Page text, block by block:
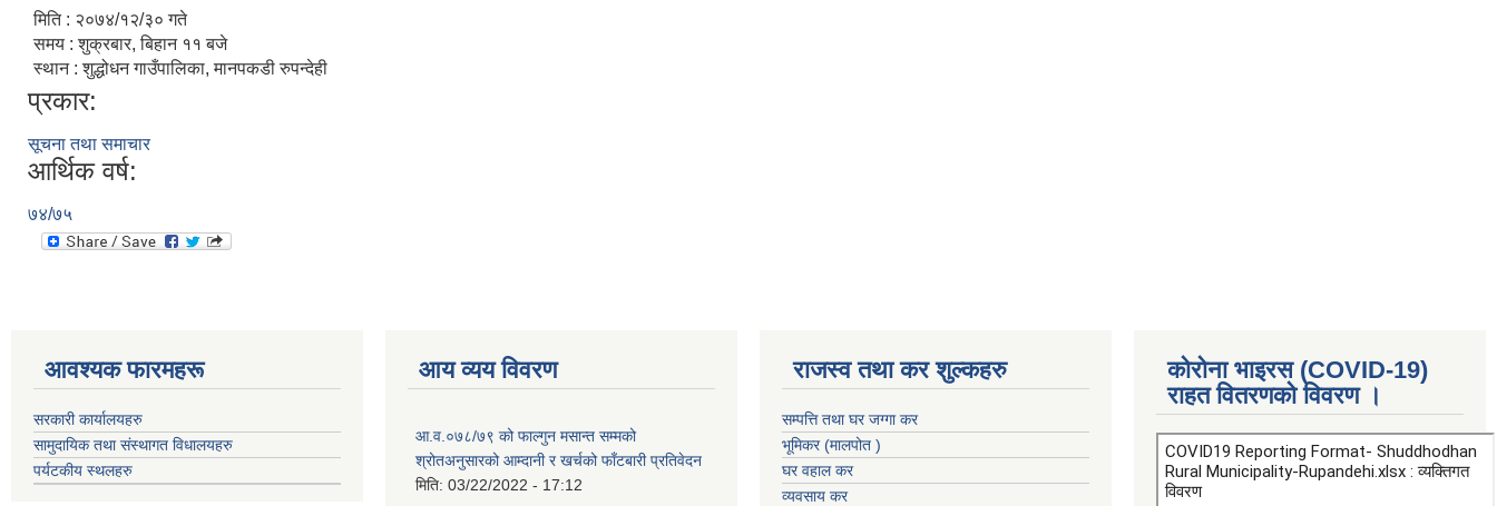
मिति : २०७४/१२/३० गते
समय : शुक्रबार, बिहान ११ बजे
स्थान : शुद्धोधन गाउँपालिका, मानपकडी रुपन्देही
प्रकार:
सूचना तथा समाचार
आर्थिक वर्ष:
७४/७५
आवश्यक फारमहरू
सरकारी कार्यालयहरु
सामुदायिक तथा संस्थागत विधालयहरु
पर्यटकीय स्थलहरु
आय व्यय विवरण
आ.व.०७८/७९ को फाल्गुन मसान्त सम्मको
श्रोतअनुसारको आम्दानी र खर्चको फाँटबारी प्रतिवेदन
मिति: 03/22/2022 - 17:12
राजस्व तथा कर शुल्कहरु
सम्पत्ति तथा घर जग्गा कर
भूमिकर (मालपोत )
घर वहाल कर
व्यवसाय कर
कोरोना भाइरस (COVID-19)
राहत वितरणको विवरण ।